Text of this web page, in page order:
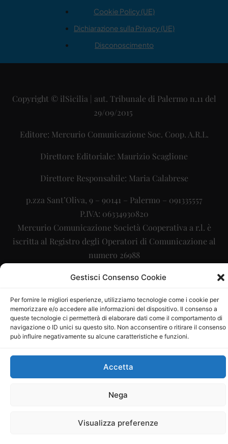
Gestisci Consenso Cookie
Per fornire le migliori esperienze, utilizziamo tecnologie come i cookie per
memorizzare e/o accedere alle informazioni del dispositivo. Il consenso a
queste tecnologie ci permetterà di elaborare dati come il comportamento di
navigazione o ID unici su questo sito. Non acconsentire o ritirare il consenso
può influire negativamente su alcune caratteristiche e funzioni.
Accetta
Nega
Visualizza preferenze
Cookie Policy (UE)
Dichiarazione sulla Privacy (UE)
Disconoscimento
Copyright © ilSicilia | aut. Tribunale di Palermo n.11 del
29/09/2015
Editore: Mercurio Comunicazione Soc. Coop. A.R.L.
Direttore Editoriale: Maurizio Scaglione
Direttore Responsabile: Maria Calabrese
p.zza Sant’Oliva, 9 – 90141 – Palermo – 091335557
P.IVA: 06334930820
Mercurio Comunicazione Società Cooperativa a r.l. è
iscritta al Registro degli Operatori di Comunicazione al
numero 26988
Sito gestito daLa Digitale srl–info@ladigitale.it